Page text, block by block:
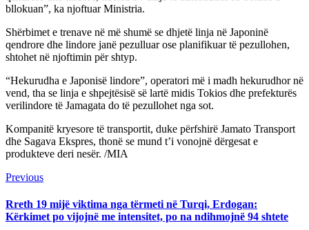
bllokuan”, ka njoftuar Ministria.
Shërbimet e trenave në më shumë se dhjetë linja në Japoninë
qendrore dhe lindore janë pezulluar ose planifikuar të pezullohen,
shtohet në njoftimin për shtyp.
“Hekurudha e Japonisë lindore”, operatori më i madh hekurudhor në
vend, tha se linja e shpejtësisë së lartë midis Tokios dhe prefekturës
verilindore të Jamagata do të pezullohet nga sot.
Kompanitë kryesore të transportit, duke përfshirë Jamato Transport
dhe Sagava Ekspres, thonë se mund t’i vonojnë dërgesat e
produkteve deri nesër. /MIA
Continue
Reading
PreviousPrevious
Rreth 19 mijë viktima nga tërmeti në Turqi, Erdogan:
Kërkimet po vijojnë me intensitet, po na ndihmojnë 94 shtete